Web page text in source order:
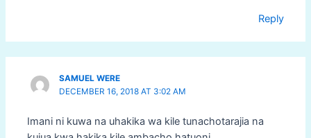
Reply
SAMUEL WERE
DECEMBER 16, 2018 AT 3:02 AM
Imani ni kuwa na uhakika wa kile tunachotarajia na